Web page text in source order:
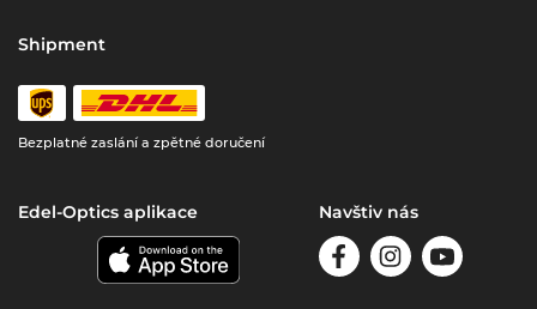
Shipment
Bezplatné zaslání a zpětné doručení
Edel-Optics aplikace Navštiv nás